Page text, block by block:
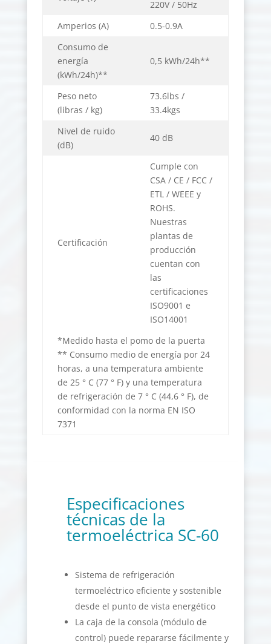
220V / 50Hz
Amperios (A)
0.5-0.9A
Consumo de
energía
(kWh/24h)**
0,5 kWh/24h**
Peso neto
(libras / kg)
73.6lbs /
33.4kgs
Nivel de ruido
(dB)
40 dB
Certificación
Cumple con
CSA / CE / FCC /
ETL / WEEE y
ROHS.
Nuestras
plantas de
producción
cuentan con
las
certificaciones
ISO9001 e
ISO14001
*Medido hasta el pomo de la puerta
** Consumo medio de energía por 24
horas, a una temperatura ambiente
de 25 ° C (77 ° F) y una temperatura
de refrigeración de 7 ° C (44,6 ° F), de
conformidad con la norma EN ISO
7371
Especificaciones
técnicas de la
termoeléctrica SC-60
Sistema de refrigeración
termoeléctrico eficiente y sostenible
desde el punto de vista energético
La caja de la consola (módulo de
control) puede repararse fácilmente y